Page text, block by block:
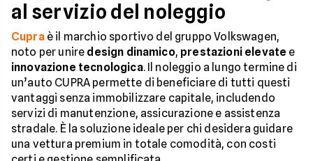
al servizio del noleggio
Cupraè il marchio sportivo del gruppo Volkswagen,
noto per unire design dinamico, prestazioni elevate e
innovazione tecnologica. Il noleggio a lungo termine di
un’auto CUPRA permette di beneficiare di tutti questi
vantaggi senza immobilizzare capitale, includendo
servizi di manutenzione, assicurazione e assistenza
stradale. È la soluzione ideale per chi desidera guidare
una vettura premium in totale comodità, con costi